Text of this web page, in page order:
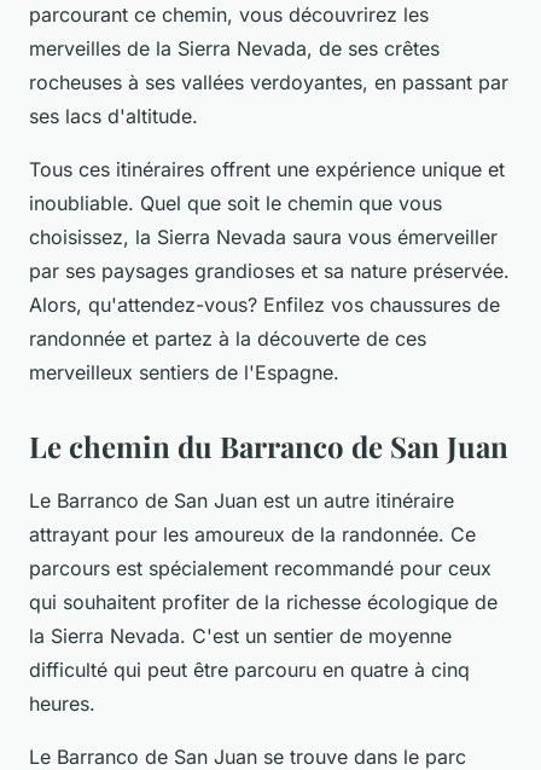
parcourant ce chemin, vous découvrirez les
merveilles de la Sierra Nevada, de ses crêtes
rocheuses à ses vallées verdoyantes, en passant par
ses lacs d'altitude.
Tous ces itinéraires offrent une expérience unique et
inoubliable. Quel que soit le chemin que vous
choisissez, la Sierra Nevada saura vous émerveiller
par ses paysages grandioses et sa nature préservée.
Alors, qu'attendez-vous? Enfilez vos chaussures de
randonnée et partez à la découverte de ces
merveilleux sentiers de l'Espagne.
Le chemin du Barranco de San Juan
Le Barranco de San Juan est un autre itinéraire
attrayant pour les amoureux de la randonnée. Ce
parcours est spécialement recommandé pour ceux
qui souhaitent profiter de la richesse écologique de
la Sierra Nevada. C'est un sentier de moyenne
difficulté qui peut être parcouru en quatre à cinq
heures.
Le Barranco de San Juan se trouve dans le parc